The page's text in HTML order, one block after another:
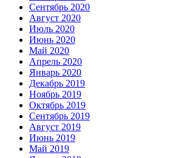
Сентябрь 2020
Август 2020
Июль 2020
Июнь 2020
Май 2020
Апрель 2020
Январь 2020
Декабрь 2019
Ноябрь 2019
Октябрь 2019
Сентябрь 2019
Август 2019
Июнь 2019
Май 2019